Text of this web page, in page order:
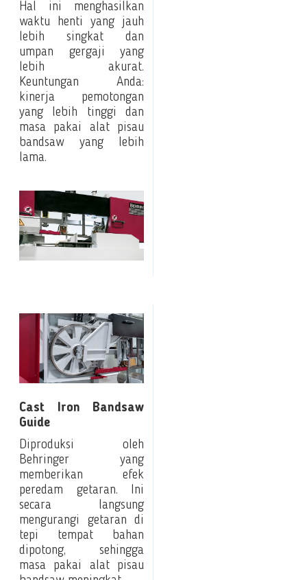
Hal ini menghasilkan
waktu henti yang jauh
lebih singkat dan
umpan gergaji yang
lebih akurat.
Keuntungan Anda:
kinerja pemotongan
yang lebih tinggi dan
masa pakai alat pisau
bandsaw yang lebih
lama.
Cast Iron Bandsaw
Guide
Diproduksi oleh
Behringer yang
memberikan efek
peredam getaran. Ini
secara langsung
mengurangi getaran di
tepi tempat bahan
dipotong, sehingga
masa pakai alat pisau